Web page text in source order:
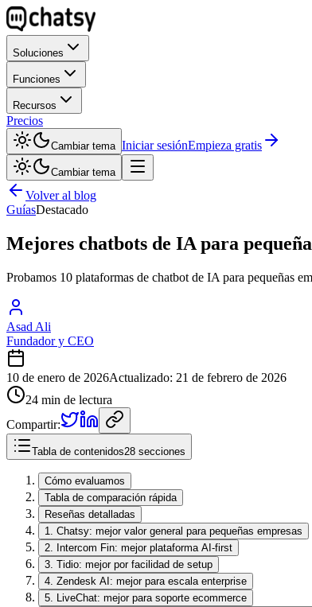
Soluciones
Funciones
Recursos
Precios
Cambiar tema Iniciar sesiónEmpieza gratis
Cambiar tema
Volver al blog
GuíasDestacado
Mejores chatbots de IA para
Probamos 10 plataformas de chatbot de IA para pequeñas
Asad Ali
Fundador y CEO
10 de enero de 2026Actualizado: 21 de febrero de 2026
24 min de lectura
Compartir:
Tabla de contenidos28 secciones
Cómo evaluamos
Tabla de comparación rápida
Reseñas detalladas
1. Chatsy: mejor valor general para pequeñas empresas
2. Intercom Fin: mejor plataforma AI-first
3. Tidio: mejor por facilidad de setup
4. Zendesk AI: mejor para escala enterprise
5. LiveChat: mejor para soporte ecommerce